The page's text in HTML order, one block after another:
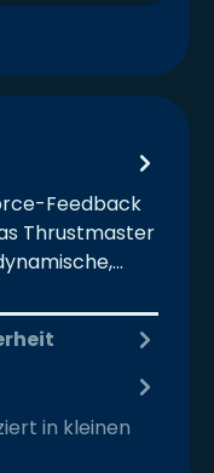
Feedback
Thrustmaster
in kleinen